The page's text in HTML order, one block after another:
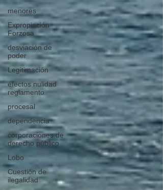
menores
Expropiación
Forzosa
desviación de
poder
Legitimación
efectos nulidad
reglamento
procesal
dependencia
corporaciones de
derecho público
Lobo
Cuestión de
ilegalidad